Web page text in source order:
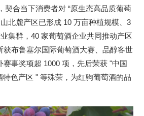
契合当下消费者对 “原生态高品质葡萄
北麓产区已形成 10 万亩种植规模、3
集群，40 家葡萄酒企业共同推动产区
获布鲁塞尔国际葡萄酒大赛、品醇客世
事奖项超 1000 项，先后荣获 "中国
色产区 " 等殊荣，为红驹葡萄酒的品